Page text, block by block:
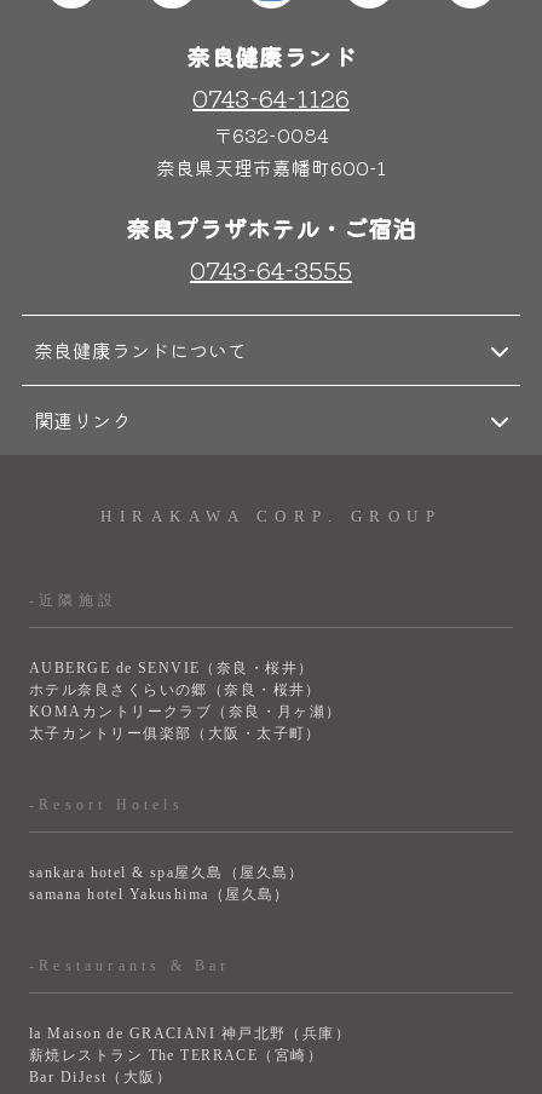
奈良わんぱくランド
その他施設 ご宿泊
奈良健康ランド
0743-64-1126
〒632-0084
奈良県天理市嘉幡町600-1
奈良プラザホテル・ご宿泊
0743-64-3555
奈良健康ランドについて
関連リンク
HIRAKAWA CORP. GROUP
-近隣施設
AUBERGE de SENVIE（奈良・桜井）
ホテル奈良さくらいの郷（奈良・桜井）
KOMAカントリークラブ（奈良・月ヶ瀬）
太子カントリー俱楽部（大阪・太子町）
-Resort Hotels
sankara hotel & spa屋久島（屋久島）
samana hotel Yakushima（屋久島）
-Restaurants & Bar
la Maison de GRACIANI 神戸北野（兵庫）
薪焼レストラン The TERRACE（宮崎）
Bar DiJest（大阪）